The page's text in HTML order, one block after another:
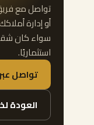
تواصل مع
أو إدارة
سواء كان شقة،
استثماريًا.
تواصل
العودة